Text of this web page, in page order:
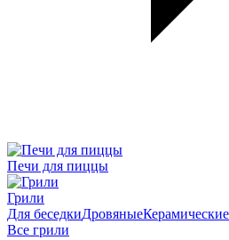
Печи для пиццы
Грили
Для беседкиДровяныеКерамические
Все грили